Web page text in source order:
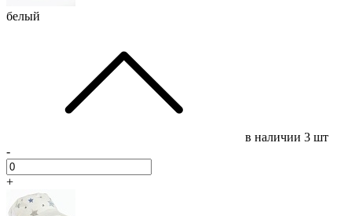
белый
в наличии 3 шт
-
+